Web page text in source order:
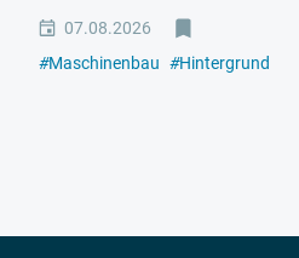
07.08.2026
#Maschinenbau #Hintergrund